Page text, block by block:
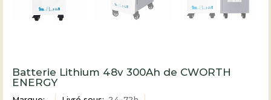
Batterie Lithium 48v 300Ah de CWORTH
ENERGY